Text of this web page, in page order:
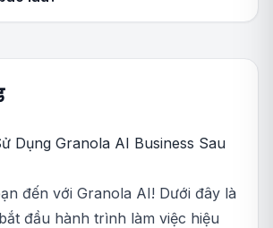
Dụng Granola AI Business Sau
đến với Granola AI! Dưới đây là
đầu hành trình làm việc hiệu